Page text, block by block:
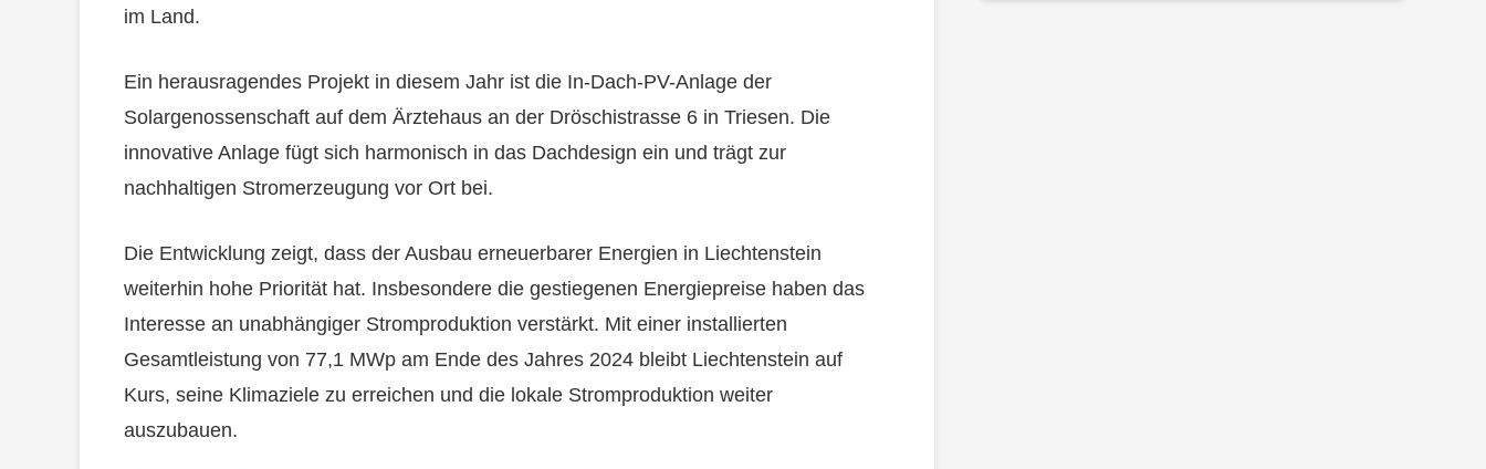
im Land.
Ein herausragendes Projekt in diesem Jahr ist die In-Dach-PV-Anlage der
Solargenossenschaft auf dem Ärztehaus an der Dröschistrasse 6 in Triesen. Die
innovative Anlage fügt sich harmonisch in das Dachdesign ein und trägt zur
nachhaltigen Stromerzeugung vor Ort bei.
Die Entwicklung zeigt, dass der Ausbau erneuerbarer Energien in Liechtenstein
weiterhin hohe Priorität hat. Insbesondere die gestiegenen Energiepreise haben das
Interesse an unabhängiger Stromproduktion verstärkt. Mit einer installierten
Gesamtleistung von 77,1 MWp am Ende des Jahres 2024 bleibt Liechtenstein auf
Kurs, seine Klimaziele zu erreichen und die lokale Stromproduktion weiter
auszubauen.